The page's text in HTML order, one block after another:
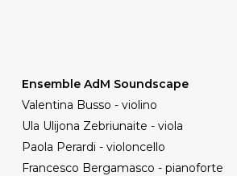
Ensemble AdM Soundscape
Valentina Busso - violino
Ula Ulijona Zebriunaite - viola
Paola Perardi - violoncello
Francesco Bergamasco - pianoforte